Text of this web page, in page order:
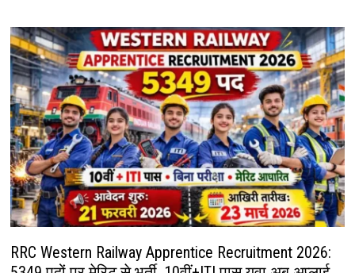
RRC Western Railway Apprentice Recruitment 2026: